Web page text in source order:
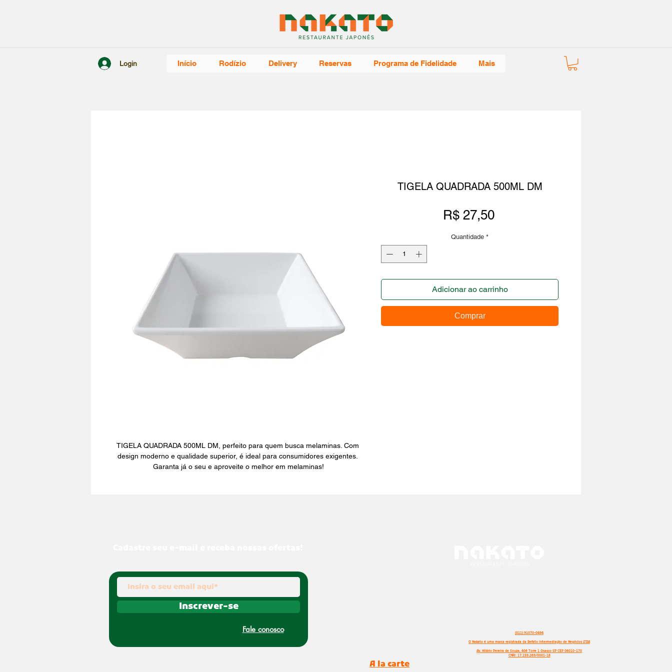
Login Início Rodízio Delivery Reservas Programa de Fidelidade Mais
TIGELA QUADRADA 500ML DM, perfeito para quem busca melaminas. Com
design moderno e qualidade superior, é ideal para consumidores exigentes.
Garanta já o seu e aproveite o melhor em melaminas!
TIGELA QUADRADA 500ML DM
R$ 27,50Preço
Quantidade *
Adicionar ao carrinho
Comprar
Inscrever-se
Fale conosco (011) 91070-0494
O Nakato é uma marca registrada da Refato Intermediação de Negócios LTDA
Av. Hilário Pereira de Souza, 406 Torre 1 Osasco SP CEP 06010-170
CNPJ: 17.159.269/0001-18
A la carte